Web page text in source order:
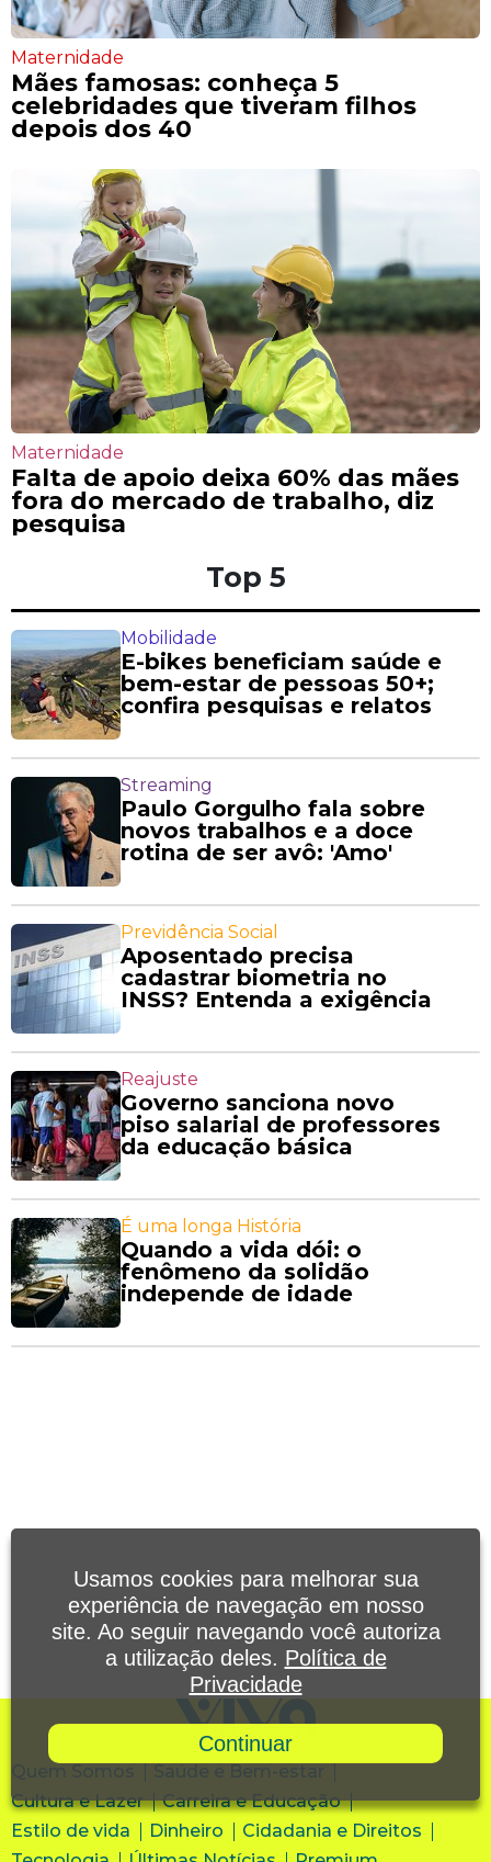
Maternidade
Mães famosas: conheça 5
celebridades que tiveram filhos
depois dos 40
Maternidade
Falta de apoio deixa 60% das mães
fora do mercado de trabalho, diz
pesquisa
Top 5
Mobilidade
E-bikes beneficiam saúde e
bem-estar de pessoas 50+;
confira pesquisas e relatos
Streaming
Paulo Gorgulho fala sobre
novos trabalhos e a doce
rotina de ser avô: 'Amo'
Previdência Social
Aposentado precisa
cadastrar biometria no
INSS? Entenda a exigência
Reajuste
Governo sanciona novo
piso salarial de professores
da educação básica
É uma longa História
Quando a vida dói: o
fenômeno da solidão
independe de idade
Quem Somos
Saúde e Bem-estar
Cultura e Lazer
Carreira e Educação
Estilo de vida
Dinheiro
Cidadania e Direitos
Usamos cookies para melhorar sua
experiência de navegação em nosso
site. Ao seguir navegando você autoriza
a utilização deles. Política de
Privacidade
Continuar